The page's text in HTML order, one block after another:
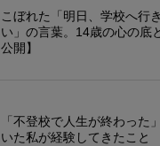
こぼれた「明日、学校へ行
い」の言葉。14歳の心の底
公開】
「不登校で人生が終わった
いた私が経験してきたこと